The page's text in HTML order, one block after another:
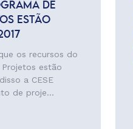
DE
ESTÃO
os recursos do
Projetos estão
a CESE
de proje...